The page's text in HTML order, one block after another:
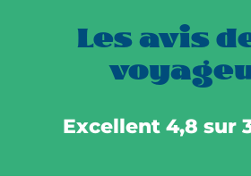
Les avis
Excellent 4,8 sur